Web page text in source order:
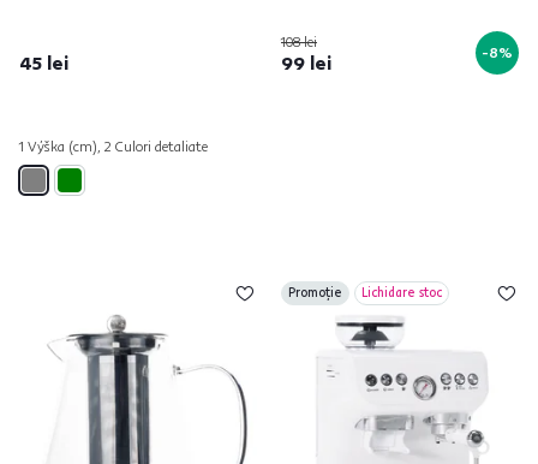
45 lei
1 Výška (cm), 2 Culori detaliate
108 lei
99 lei -8%
Promoție Lichidare stoc